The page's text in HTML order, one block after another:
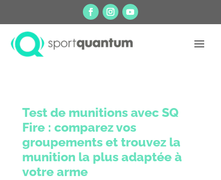
Test de munitions avec SQ
Fire : comparez vos
groupements et trouvez la
munition la plus adaptée à
votre arme